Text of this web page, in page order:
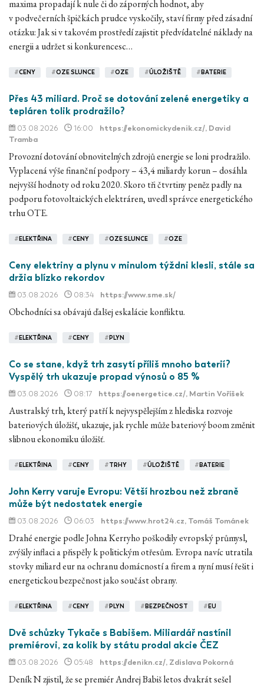
maxima propadají k nule či do záporných hodnot, aby
v podvečerních špičkách prudce vyskočily, staví firmy před zásadní
otázku: Jak si v takovém prostředí zajistit předvídatelné náklady na
energii a udržet si konkurencesc…
#CENY #OZE SLUNCE #OZE #ÚLOŽIŠTĚ # BATERIE
Přes 43 miliard. Proč se dotování zelené energetiky a
tepláren tolik prodražilo?
03.08.2026 16:00 https://ekonomickydenik.cz/, David
Tramba
Provozní dotování obnovitelných zdrojů energie se loni prodražilo.
Vyplacená výše finanční podpory – 43,4 miliardy korun – dosáhla
nejvyšší hodnoty od roku 2020. Skoro tři čtvrtiny peněz padly na
podporu fotovoltaických elektráren, uvedl správce energetického
trhu OTE.
# ELEKTŘINA #CENY #OZE SLUNCE #OZE
Ceny elektriny a plynu v minulom týždni klesli, stále sa
držia blízko rekordov
03.08.2026 08:34 https://www.sme.sk/
Obchodníci sa obávajú ďalšej eskalácie konfliktu.
# ELEKTŘINA #CENY # PLYN
Co se stane, když trh zasytí příliš mnoho baterií?
Vyspělý trh ukazuje propad výnosů o 85 %
03.08.2026 08:17 https://oenergetice.cz/, Martin Voříšek
Australský trh, který patří k nejvyspělejším z hlediska rozvoje
bateriových úložišť, ukazuje, jak rychle může bateriový boom změnit
slibnou ekonomiku úložišť.
# ELEKTŘINA #CENY #TRHY #ÚLOŽIŠTĚ # BATERIE
John Kerry varuje Evropu: Větší hrozbou než zbraně
může být nedostatek energie
03.08.2026 06:03 https://www.hrot24.cz, Tomáš Tománek
Drahé energie podle Johna Kerryho poškodily evropský průmysl,
zvýšily inflaci a přispěly k politickým otřesům. Evropa navíc utratila
stovky miliard eur na ochranu domácností a firem a nyní musí řešit i
energetickou bezpečnost jako součást obrany.
# ELEKTŘINA #CENY # PLYN # BEZPEČNOST # EU
Dvě schůzky Tykače s Babišem. Miliardář nastínil
premiérovi, za kolik by státu prodal akcie ČEZ
03.08.2026 05:48 https://denikn.cz/, Zdislava Pokorná
Deník N zjistil, že se premiér Andrej Babiš letos dvakrát sešel